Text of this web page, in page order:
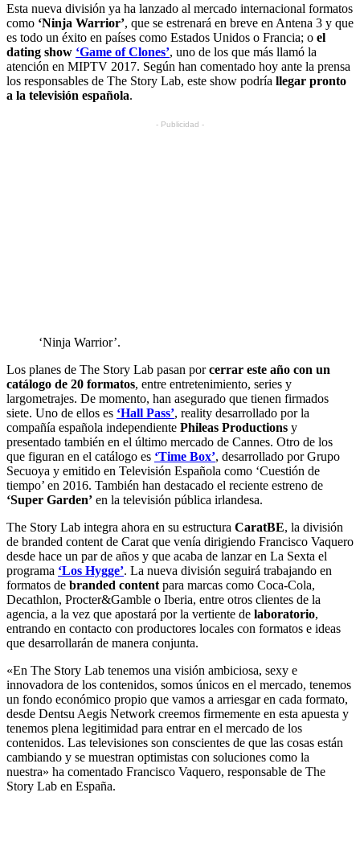
Esta nueva división ya ha lanzado al mercado internacional formatos
como ‘Ninja Warrior’, que se estrenará en breve en Antena 3 y que
es todo un éxito en países como Estados Unidos o Francia; o el
dating show ‘Game of Clones’, uno de los que más llamó la
atención en MIPTV 2017. Según han comentado hoy ante la prensa
los responsables de The Story Lab, este show podría llegar pronto
a la televisión española.
- Publicidad -
‘Ninja Warrior’.
Los planes de The Story Lab pasan porcerrar este año con un
catálogo de 20 formatos, entre entretenimiento, series y
largometrajes. De momento, han asegurado que tienen firmados
siete. Uno de ellos es ‘Hall Pass’, reality desarrollado por la
compañía española independiente Phileas Productions y
presentado también en el último mercado de Cannes. Otro de los
que figuran en el catálogo es ‘Time Box’, desarrollado por Grupo
Secuoya y emitido en Televisión Española como ‘Cuestión de
tiempo’ en 2016. También han destacado el reciente estreno de
‘Super Garden’ en la televisión pública irlandesa.
The Story Lab integra ahora en su estructura CaratBE, la división
de branded content de Carat que venía dirigiendo Francisco Vaquero
desde hace un par de años y que acaba de lanzar en La Sexta el
programa ‘Los Hygge’. La nueva división seguirá trabajando en
formatos de branded content para marcas como Coca-Cola,
Decathlon, Procter&Gamble o Iberia, entre otros clientes de la
agencia, a la vez que apostará por la vertiente de laboratorio,
entrando en contacto con productores locales con formatos e ideas
que desarrollarán de manera conjunta.
«En The Story Lab tenemos una visión ambiciosa, sexy e
innovadora de los contenidos, somos únicos en el mercado, tenemos
un fondo económico propio que vamos a arriesgar en cada formato,
desde Dentsu Aegis Network creemos firmemente en esta apuesta y
tenemos plena legitimidad para entrar en el mercado de los
contenidos. Las televisiones son conscientes de que las cosas están
cambiando y se muestran optimistas con soluciones como la
nuestra» ha comentado Francisco Vaquero, responsable de The
Story Lab en España.